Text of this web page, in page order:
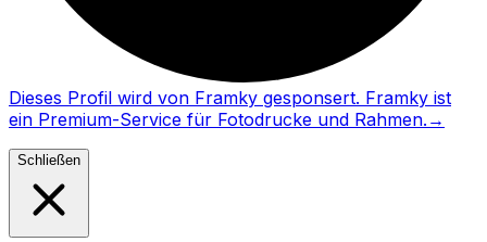
Dieses Profil wird von Framky gesponsert. Framky ist
ein Premium-Service für Fotodrucke und Rahmen. →
Schließen